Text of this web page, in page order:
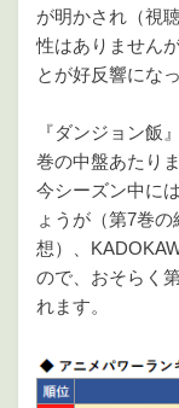
が明かされ（視
性はありません
とが好反響にな
『ダンジョン飯
巻の中盤あたり
今シーズン中に
ょうが（第7巻
想）、
ので、おそらく
れます。